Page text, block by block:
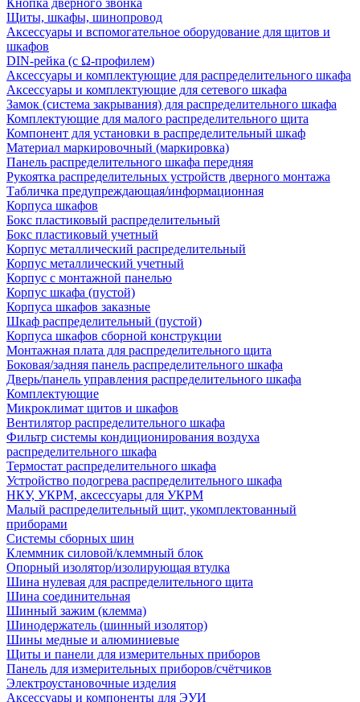
Кнопка дверного звонка
Щиты, шкафы, шинопровод
Аксессуары и вспомогательное оборудование для щитов и
шкафов
DIN-рейка (с Ω-профилем)
Аксессуары и комплектующие для распределительного шкафа
Аксессуары и комплектующие для сетевого шкафа
Замок (система закрывания) для распределительного шкафа
Комплектующие для малого распределительного щита
Компонент для установки в распределительный шкаф
Материал маркировочный (маркировка)
Панель распределительного шкафа передняя
Рукоятка распределительных устройств дверного монтажа
Табличка предупреждающая/информационная
Корпуса шкафов
Бокс пластиковый распределительный
Бокс пластиковый учетный
Корпус металлический распределительный
Корпус металлический учетный
Корпус с монтажной панелью
Корпус шкафа (пустой)
Корпуса шкафов заказные
Шкаф распределительный (пустой)
Корпуса шкафов сборной конструкции
Монтажная плата для распределительного щита
Боковая/задняя панель распределительного шкафа
Дверь/панель управления распределительного шкафа
Комплектующие
Микроклимат щитов и шкафов
Вентилятор распределительного шкафа
Фильтр системы кондиционирования воздуха
распределительного шкафа
Термостат распределительного шкафа
Устройство подогрева распределительного шкафа
НКУ, УКРМ, аксессуары для УКРМ
Малый распределительный щит, укомплектованный
приборами
Системы сборных шин
Клеммник силовой/клеммный блок
Опорный изолятор/изолирующая втулка
Шина нулевая для распределительного щита
Шина соединительная
Шинный зажим (клемма)
Шинодержатель (шинный изолятор)
Шины медные и алюминиевые
Щиты и панели для измерительных приборов
Панель для измерительных приборов/счётчиков
Электроустановочные изделия
Аксессуары и компоненты для ЭУИ